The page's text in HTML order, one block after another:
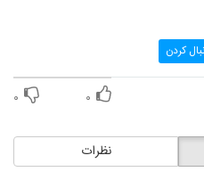
کردن
۰ ۰
نظرات